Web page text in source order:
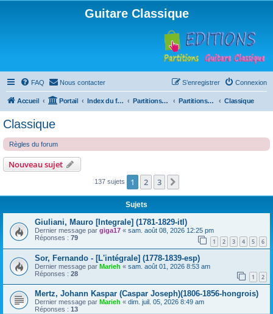
Guitare Classique
FAQ Nous contacter Connexion
S’enregistrer
Accueil Portail Index du forum Partitions pour guitare en libre téléchargement Partitions classées par compositeur Classique
Classique
Règles du forum
Nouveau sujet
137 sujets 1 2 3
Sujets
Giuliani, Mauro [Integrale] (1781-1829-itl)
Dernier message par giga17 « sam. août 08, 2026 12:25 pm
Réponses : 79 1 2 3 4 5 6
Sor, Fernando - [L'intégrale] (1778-1839-esp)
Dernier message par Marieh « sam. août 01, 2026 8:53 am
Réponses : 28 1 2
Mertz, Johann Kaspar (Caspar Joseph)(1806-1856-hongrois)
Dernier message par Marieh « dim. juil. 05, 2026 8:49 am
Réponses : 13